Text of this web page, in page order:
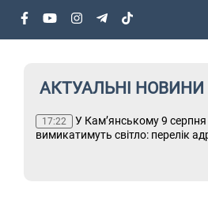
АКТУАЛЬНІ НОВИНИ
17:22
У Кам’янському 9
вимикатимуть світло: перелік